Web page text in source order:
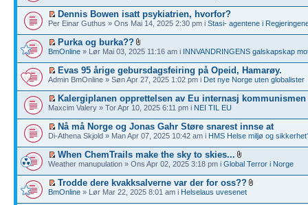
Dennis Bowen isatt psykiatrien, hvorfor?
Per Einar Guthus » Ons Mai 14, 2025 2:30 pm i Stasi- agentene i
Purka og burka??
BmOnline » Lør Mai 03, 2025 11:16 am i INNVANDRINGENS galskapskap
Evas 95 årige gebursdagsfeiring på Opeid, Hamarøy.
Admin BmOnline » Søn Apr 27, 2025 1:02 pm i Det nye Norge uten globalister
Kalergiplanen opprettelsen av Eu internasj kommunismen
Maxcim Valery » Tor Apr 10, 2025 6:11 pm i NEI TIL EU
Nå må Norge og Jonas Gahr Støre snarest innse at
Di-Athena Skjold » Man Apr 07, 2025 10:42 am i HMS Helse miljø og
When ChemTrails make the sky to skies...
Weather manupulation » Ons Apr 02, 2025 3:18 pm i Global Terror i Norge
Trodde dere kvakksalverne var der for oss??
BmOnline » Lør Mar 22, 2025 8:01 am i Helselaus uvesenet